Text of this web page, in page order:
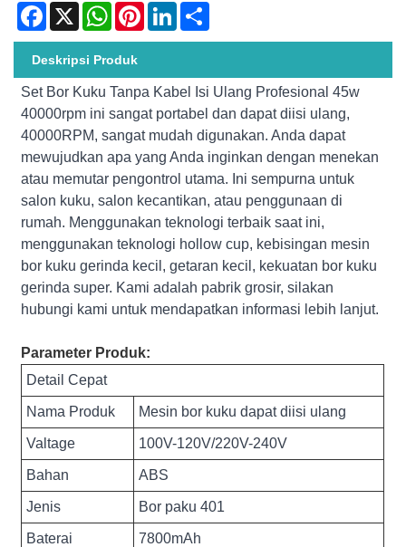
Facebook
X WhatsAppPinterestLinkedIn
Deskripsi Produk
Set Bor Kuku Tanpa Kabel Isi Ulang Profesional 45w
40000rpm ini sangat portabel dan dapat diisi ulang,
40000RPM, sangat mudah digunakan. Anda dapat
mewujudkan apa yang Anda inginkan dengan menekan
atau memutar pengontrol utama. Ini sempurna untuk
salon kuku, salon kecantikan, atau penggunaan di
rumah. Menggunakan teknologi terbaik saat ini,
menggunakan teknologi hollow cup, kebisingan mesin
bor kuku gerinda kecil, getaran kecil, kekuatan bor kuku
gerinda super. Kami adalah pabrik grosir, silakan
hubungi kami untuk mendapatkan informasi lebih lanjut.
Parameter Produk:
Detail Cepat
Nama Produk Mesin bor kuku dapat diisi ulang
Valtage 100V-120V/220V-240V
Bahan ABS
Jenis Bor paku 401
Baterai 7800mAh